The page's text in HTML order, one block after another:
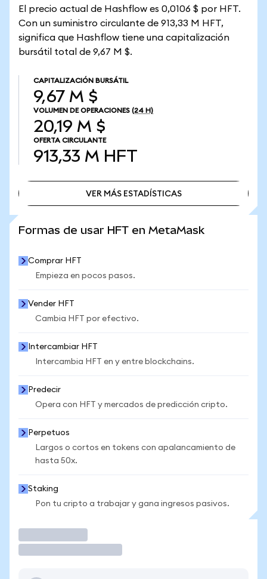
El precio actual de Hashflow es 0,0106 $ por HFT.
Con un suministro circulante de 913,33 M HFT,
significa que Hashflow tiene una capitalización
bursátil total de 9,67 M $.
CAPITALIZACIÓN BURSÁTIL
9,67 M $
VOLUMEN DE OPERACIONES (24 H)
20,19 M $
OFERTA CIRCULANTE
913,33 M HFT
VER MÁS ESTADÍSTICAS
Formas de usar HFT en MetaMask
Comprar HFT
Empieza en pocos pasos.
Vender HFT
Cambia HFT por efectivo.
Intercambiar HFT
Intercambia HFT en y entre blockchains.
Predecir
Opera con HFT y mercados de predicción cripto.
Perpetuos
Largos o cortos en tokens con apalancamiento de
hasta 50x.
Staking
Pon tu cripto a trabajar y gana ingresos pasivos.